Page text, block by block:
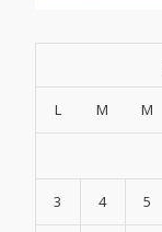
L M M
3 4 5